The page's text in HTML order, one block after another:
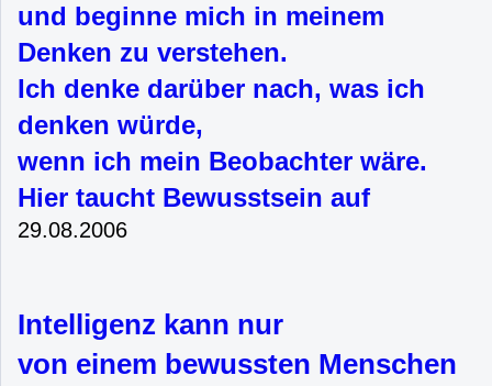
und beginne mich in meinem
Denken zu verstehen.
Ich denke darüber nach, was ich
denken würde,
wenn ich mein Beobachter wäre.
Hier taucht Bewusstsein auf
29.08.2006
Intelligenz kann nur
von einem bewussten Menschen